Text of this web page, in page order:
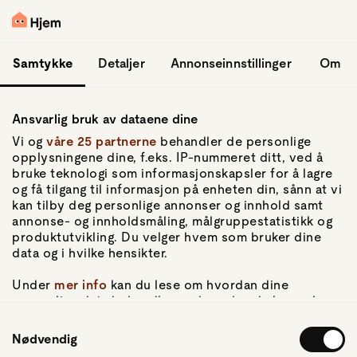
Samtykke Detaljer Annonseinnstillinger Om
Ansvarlig bruk av dataene dine
Vi og våre 25 partnerne behandler de personlige
opplysningene dine, f.eks. IP-nummeret ditt, ved å
bruke teknologi som informasjonskapsler for å lagre
og få tilgang til informasjon på enheten din, sånn at vi
kan tilby deg personlige annonser og innhold samt
annonse- og innholdsmåling, målgruppestatistikk og
produktutvikling. Du velger hvem som bruker dine
data og i hvilke hensikter.
Under mer info kan du lese om hvordan dine
personlige data behandles og hvordan du kan velge
trekke tilbake ditt samtykke fra erklæringen om
informasjonskapsler.
Nødvendig
Gå til forsiden
Om Hjem
Om oss
Kundeservice
Artikler
Personvern